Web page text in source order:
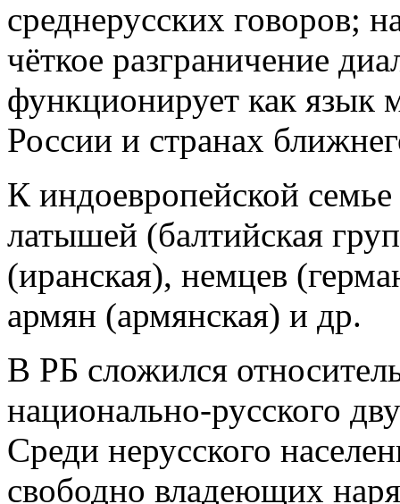
среднерусских говоров;
чёткое разграничение
функционирует как язык
России и странах
К индоевропейской
латышей (балтийская
(иранская), немцев
армян (армянская) и др.
В РБ сложился
национально‑русского
Среди нерусского
свободно владеющих